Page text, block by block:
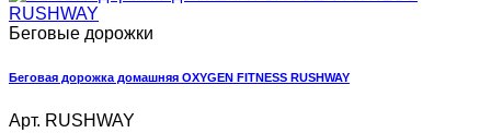
Беговые дорожки
Беговая дорожка домашняя OXYGEN FITNESS RUSHWAY
Арт. RUSHWAY